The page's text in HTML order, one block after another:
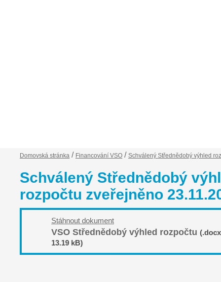
Domovská stránka / Financování VSO / Schválený Střednědobý výhled
Schválený Střednědobý
rozpočtu zveřejněno
Stáhnout dokument
VSO Střednědobý výhled rozpočtu
13.19 kB)